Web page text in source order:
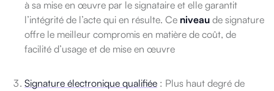
à sa mise en œuvre par le signataire et elle garantit
l’intégrité de l’acte qui en résulte. Ce niveau de signature
offre le meilleur compromis en matière de coût, de
facilité d’usage et de mise en œuvre
Signature électronique qualifiée : Plus haut degré de